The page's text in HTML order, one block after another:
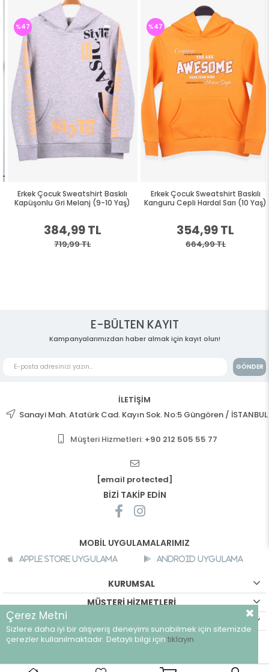
Erkek Çocuk Sweatshirt Baskılı
Kapüşonlu Gri Melanj (9-10 Yaş)
384,99 TL
719,99 TL
%47
Erkek Çocuk Sweatshirt Baskılı
Kanguru Cepli Hardal Sarı (10 Yaş)
354,99 TL
664,99 TL
%47
E-BÜLTEN KAYIT
Kampanyalarımızdan haber almak için kayıt olun!
GÖNDER
İLETİŞİM
Sanayi Mah. Atatürk Cad. Kayın Sok. No:5 Güngören / İSTANBUL
Müşteri Hizmetleri: +90 212 505 55 77
[email protected]
BİZİ TAKİP EDİN
MOBİL UYGULAMALARIMIZ
Apple Store Uygulama Android Uygulama
KURUMSAL
MÜŞTERİ HİZMETLERİ
©breeze.com.tr - Tüm hakları saklıdır.
Çerez Metni
Sizlere daha iyi bir alışveriş deneyimi sunabilmek için sitemizde
çerezler kullanılmaktadır. Detaylı bilgi için tıklayın